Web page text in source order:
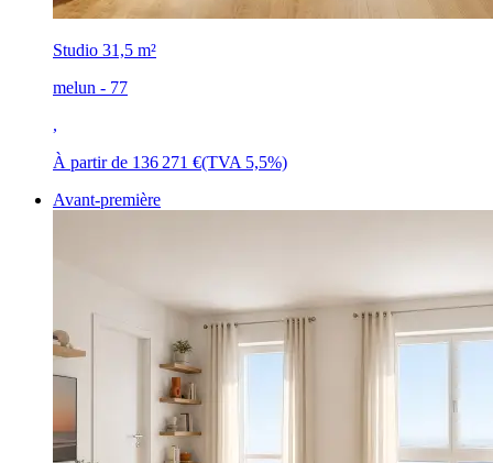
Studio 31,5 m²
melun - 77
,
À partir de 136 271 €(TVA 5,5%)
Avant-première